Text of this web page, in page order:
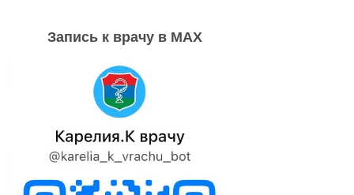
Запись к врачу в MAX